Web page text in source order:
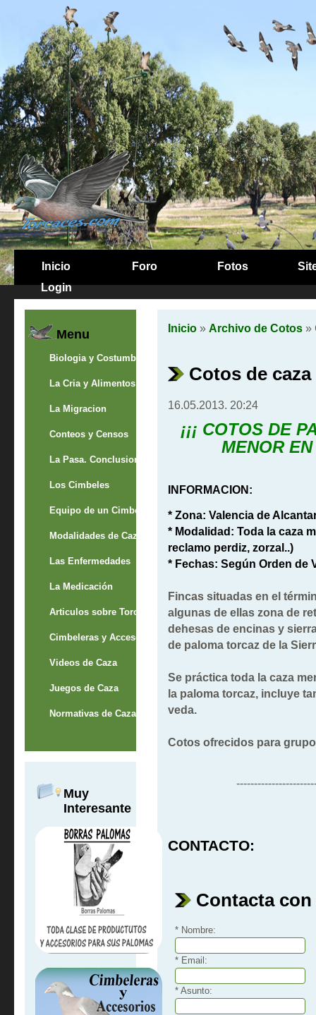
Inicio Foro Fotos
Login
Menu
Biologia y Costumbres
La Cria y Alimentos
La Migracion
Conteos y Censos
La Pasa. Conclusion
Los Cimbeles
Equipo de un Cimbelero
Modalidades de Caza
Las Enfermedades
La Medicación
Articulos sobre Torcaces
Cimbeleras y Accesorios
Videos de Caza
Juegos de Caza
Normativas de Caza
Muy
Interesante
Inicio» Archivo de Cotos»
Cotos de
16.05.2013. 20:24
¡¡¡ COTOS DE
MENOR
INFORMACION:
* Zona: Valencia de
* Modalidad: Toda la caza
reclamo perdiz, zorzal..)
* Fechas: Según Orden de
Fincas situadas en el
algunas de ellas zona de
dehesas de encinas y
de paloma torcaz de la
Se práctica toda la caza
la paloma torcaz, incluye
veda.
Cotos ofrecidos para
CONTACTO:
Contacta
* Nombre:
* Email:
* Asunto: